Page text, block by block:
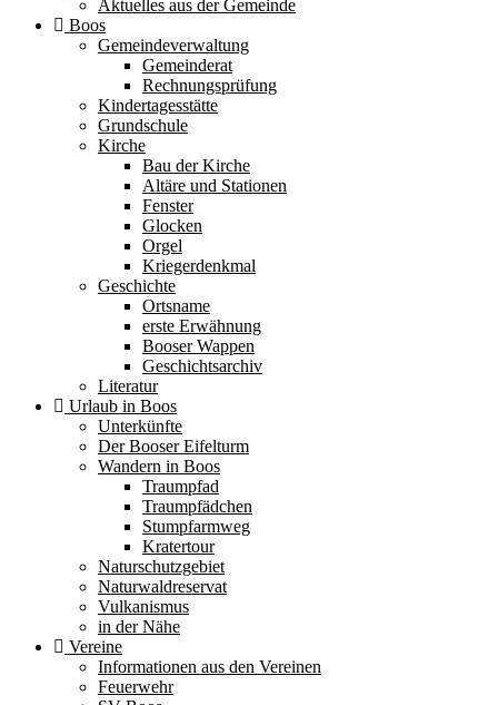
Aktuelles aus der Gemeinde
Boos
Gemeindeverwaltung
Gemeinderat
Rechnungsprüfung
Kindertagesstätte
Grundschule
Kirche
Bau der Kirche
Altäre und Stationen
Fenster
Glocken
Orgel
Kriegerdenkmal
Geschichte
Ortsname
erste Erwähnung
Booser Wappen
Geschichtsarchiv
Literatur
Urlaub in Boos
Unterkünfte
Der Booser Eifelturm
Wandern in Boos
Traumpfad
Traumpfädchen
Stumpfarmweg
Kratertour
Naturschutzgebiet
Naturwaldreservat
Vulkanismus
in der Nähe
Vereine
Informationen aus den Vereinen
Feuerwehr